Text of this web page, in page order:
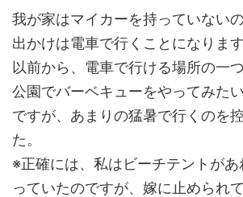
我が家はマイカーを持っていない
出かけは電車で行くことになります
以前から、電車で行ける場所の一
公園でバーベキューをやってみた
ですが、あまりの猛暑で行くのを
た。
※正確には、私はビーチテントがあ
っていたのですが、嫁に止められて